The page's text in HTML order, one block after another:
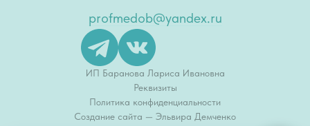
profmedob@yandex.ru
ИП Баранова Лариса Ивановна
Реквизиты
Политика конфиденциальности
Создание сайта — Эльвира Демченко